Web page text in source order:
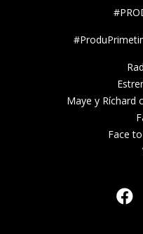
Maye y Ríchard
Face